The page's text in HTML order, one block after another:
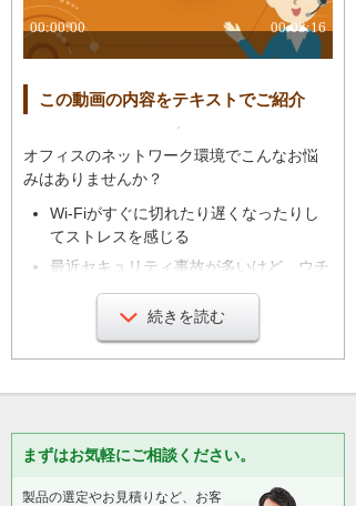
この動画の内容をテキストでご紹介
オフィスのネットワーク環境でこんなお悩
みはありませんか？
Wi-Fiがすぐに切れたり遅くなったりし
てストレスを感じる
最近セキュリティ事故が多いけど、ウチ
は大丈夫かなぁ？
今の状態でも大変なのに新しい店舗のネ
ットワークの面倒まで見切れない
社内ネットワークの管理、運用を大塚商会
がまるごと引き受けます。
続きを読む
まずはお気軽にご相談ください。
製品の選定やお見積りなど、お客